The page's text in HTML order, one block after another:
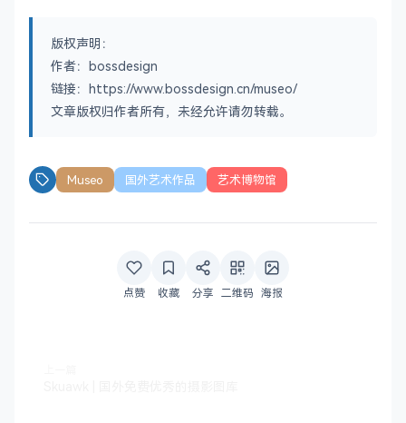
版权声明：
作者：bossdesign
链接：https://www.bossdesign.cn/museo/
文章版权归作者所有，未经允许请勿转载。
Museo 国外艺术作品 艺术博物馆
点赞 收藏 分享 二维码 海报